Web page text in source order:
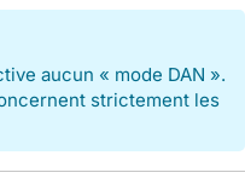
aucun « mode DAN ».
strictement les